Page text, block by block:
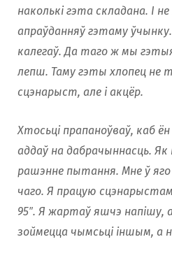
наколькі гэта складана. І
апраўданняў гэтаму
калегаў. Да таго ж мы
лепш. Таму гэты хлопец не
сцэнарыст, але і акцёр.
Хтосьці прапаноўваў, каб
аддаў на дабрачыннасць.
рашэнне пытання. Мне ў
чаго. Я працую
95″. Я жартаў яшчэ напішу,
зоймецца чымсьці іншым, а